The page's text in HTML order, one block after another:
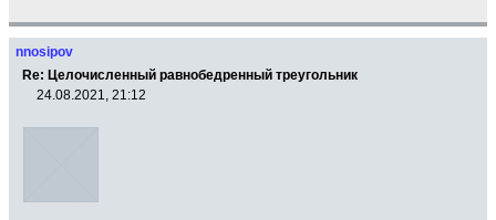
nnosipov
Re: Целочисленный равнобедренный треугольник
24.08.2021, 21:12